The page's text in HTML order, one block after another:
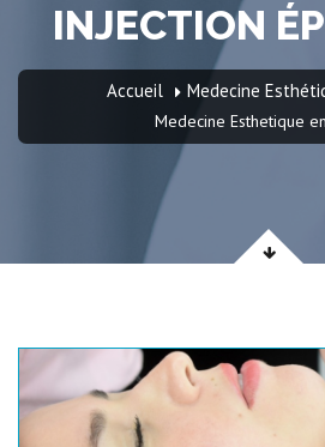
INJECTION
Accueil Medecine
Medecine Esthetique